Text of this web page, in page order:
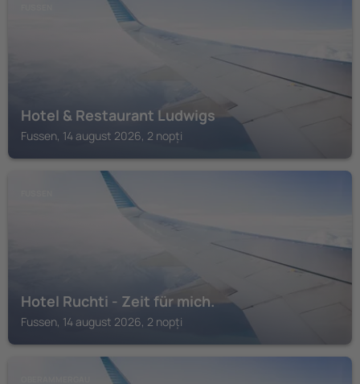
Hotel & Restaurant Ludwigs
Fussen, 14 august 2026, 2 nopți
Hotel Ruchti - Zeit für mich.
Fussen, 14 august 2026, 2 nopți